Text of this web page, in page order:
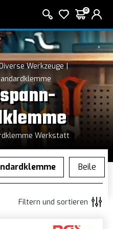
0
Werkzeuge
Werkstatt
Filtern und sortieren